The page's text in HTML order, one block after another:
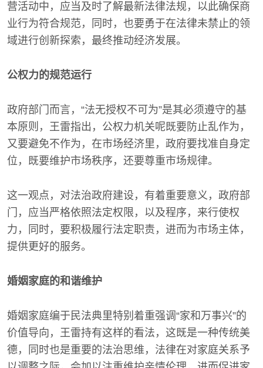
营活动中，应当及时了解最新法律法规，以此确保商
业行为符合规范，同时，也要勇于在法律未禁止的领
域进行创新探索，最终推动经济发展。
公权力的规范运行
政府部门而言，“法无授权不可为”是其必须遵守的基
本原则，王雷指出，公权力机关呢既要防止乱作为，
又要避免不作为，在市场经济里，政府要找准自身定
位，既要维护市场秩序，还要尊重市场规律。
这一观点，对法治政府建设，有着重要意义，政府部
门，应当严格依照法定权限，以及程序，来行使权
力，同时，要积极履行法定职责，进而为市场主体，
提供更好的服务。
婚姻家庭的和谐维护
婚姻家庭编于民法典里特别着重强调“家和万事兴”的
价值导向，王雷持有这样的看法，这既是一种传统美
德，同时也是重要的法治思维，法律在对家庭关系予